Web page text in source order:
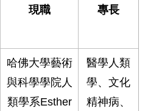
現職 專長
哈佛大學藝術
與科學學院人
類學系Esther
醫學人類
學、文化
精神病、